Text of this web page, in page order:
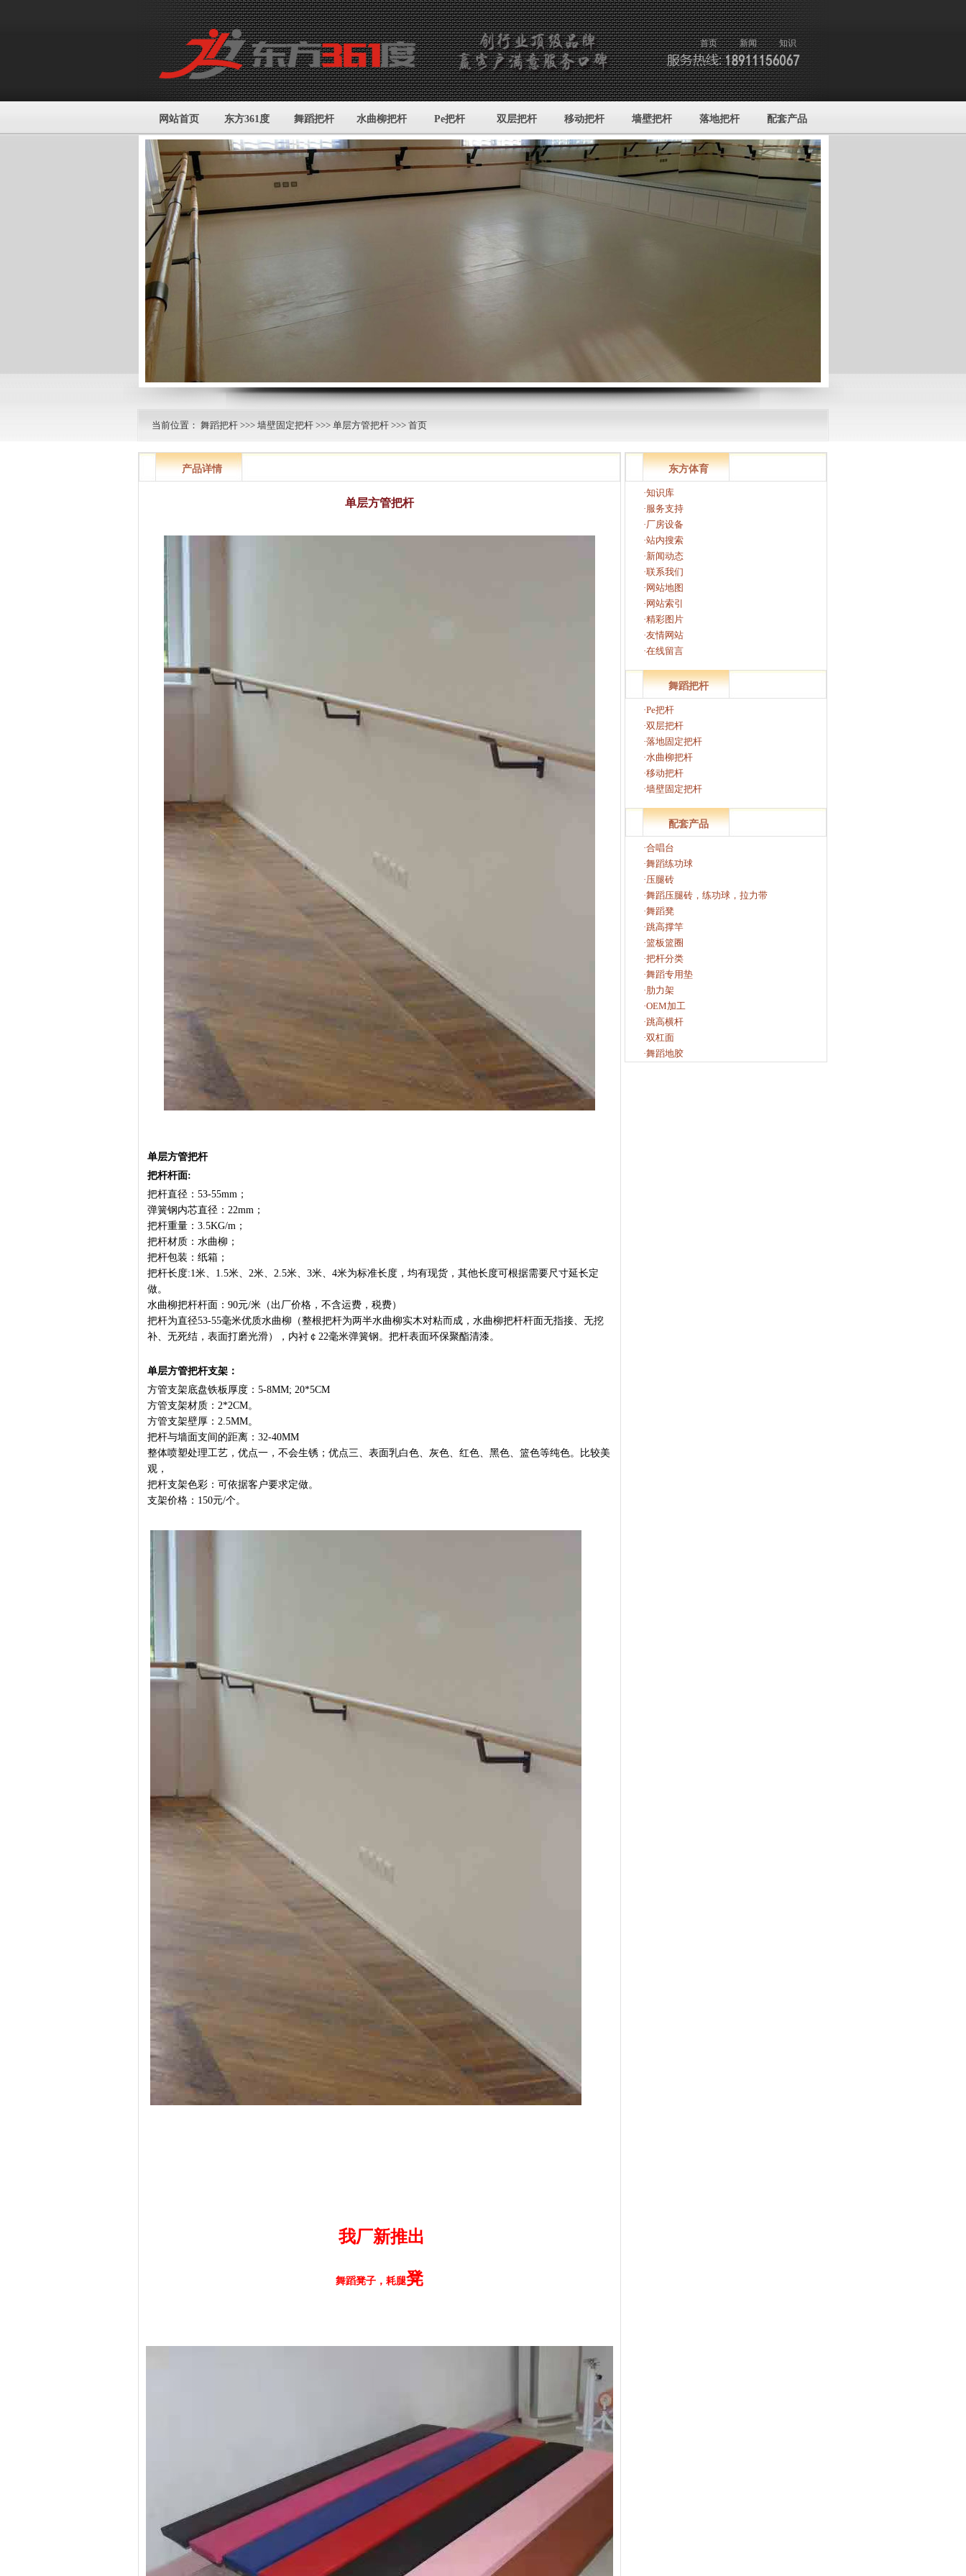
首页 新闻 知识
网站首页 东方361度 舞蹈把杆 水曲柳把杆 Pe把杆 双层把杆 移动把杆 墙壁把杆 落地把杆 配套产品
当前位置： 舞蹈把杆 >>> 墙壁固定把杆 >>> 单层方管把杆 >>> 首页
产品详情
单层方管把杆
单层方管把杆
把杆杆面:
把杆直径：53-55mm；
弹簧钢内芯直径：22mm；
把杆重量：3.5KG/m；
把杆材质：水曲柳；
把杆包装：纸箱；
把杆长度:1米、1.5米、2米、2.5米、3米、4米为标准长度，均有现货，其他长度可根据需要尺寸延长定
做。
水曲柳把杆杆面：90元/米（出厂价格，不含运费，税费）
把杆为直径53-55毫米优质水曲柳（整根把杆为两半水曲柳实木对粘而成，水曲柳把杆杆面无指接、无挖
补、无死结，表面打磨光滑），内衬￠22毫米弹簧钢。把杆表面环保聚酯清漆。
单层方管把杆支架：
方管支架底盘铁板厚度：5-8MM; 20*5CM
方管支架材质：2*2CM。
方管支架壁厚：2.5MM。
把杆与墙面支间的距离：32-40MM
整体喷塑处理工艺，优点一，不会生锈；优点三、表面乳白色、灰色、红色、黑色、篮色等纯色。比较美
观，
把杆支架色彩：可依据客户要求定做。
支架价格：150元/个。
我厂新推出
舞蹈凳子，耗腿凳
东方体育
·知识库
·服务支持
·厂房设备
·站内搜索
·新闻动态
·联系我们
·网站地图
·网站索引
·精彩图片
·友情网站
·在线留言
舞蹈把杆
·Pe把杆
·双层把杆
·落地固定把杆
·水曲柳把杆
·移动把杆
·墙壁固定把杆
配套产品
·合唱台
·舞蹈练功球
·压腿砖
·舞蹈压腿砖，练功球，拉力带
·舞蹈凳
·跳高撑竿
·篮板篮圈
·把杆分类
·舞蹈专用垫
·肋力架
·OEM加工
·跳高横杆
·双杠面
·舞蹈地胶